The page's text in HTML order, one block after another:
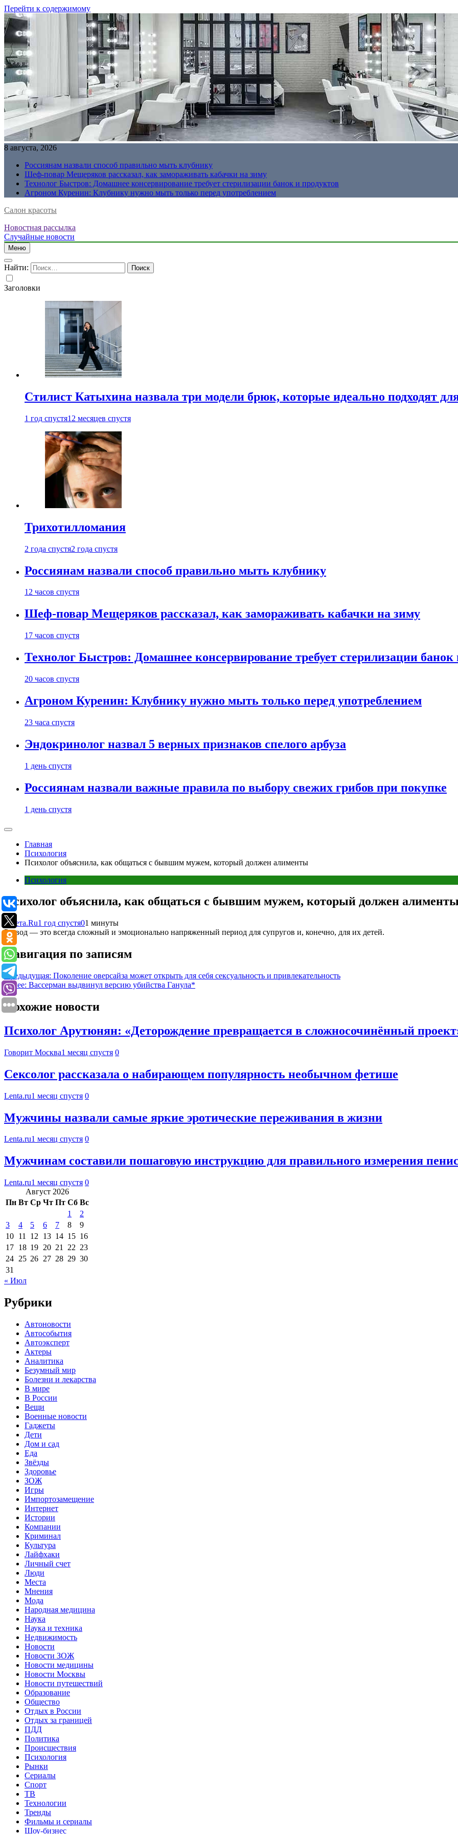
Перейти к содержимому
8 августа, 2026
Россиянам назвали способ правильно мыть клубнику
Шеф-повар Мещеряков рассказал, как замораживать кабачки на зиму
Технолог Быстров: Домашнее консервирование требует стерилизации банок и продуктов
Агроном Куренин: Клубнику нужно мыть только перед употреблением
Салон красоты
Новостная рассылка
Случайные новости
Меню
Найти:
Заголовки
Стилист Катыхина назвала три модели брюк, которые идеально подходят
1 год спустя12 месяцев спустя
Трихотилломания
2 года спустя2 года спустя
Россиянам назвали способ правильно мыть клубнику
12 часов спустя
Шеф-повар Мещеряков рассказал, как замораживать кабачки на зиму
17 часов спустя
Технолог Быстров: Домашнее консервирование требует стерилизации банок
20 часов спустя
Агроном Куренин: Клубнику нужно мыть только перед употреблением
23 часа спустя
Эндокринолог назвал 5 верных признаков спелого арбуза
1 день спустя
Россиянам назвали важные правила по выбору свежих грибов при покупке
1 день спустя
Главная
Психология
Психолог объяснила, как общаться с бывшим мужем, который должен алименты
Психология
Психолог объяснила, как общаться с бывшим мужем, который должен
Газета.Ru1 год спустя01 минуты
Развод — это всегда сложный и эмоционально напряженный период для супругов и, конечно, для их детей.
Навигация по записям
Предыдущая: Поколение оверсайза может открыть для себя сексуальность и привлекательность
Далее: Вассерман выдвинул версию убийства Ганула*
Похожие новости
Психолог Арутюнян: «Деторождение превращается в сложносочинённый
Говорит Москва1 месяц спустя 0
Сексолог рассказала о набирающем популярность необычном фетише
Lenta.ru1 месяц спустя 0
Мужчины назвали самые яркие эротические переживания в жизни
Lenta.ru1 месяц спустя 0
Мужчинам составили пошаговую инструкцию для правильного измерения
Lenta.ru1 месяц спустя 0
Август 2026
Пн Вт Ср Чт Пт Сб Вс
1
2
3
4 5 6 7 8
9
10 11 12 13 14 15 16
17 18 19 20 21 22 23
24 25 26 27 28 29 30
31
« Июл
Рубрики
Автоновости
Автособытия
Автоэксперт
Актеры
Аналитика
Безумный мир
Болезни и лекарства
В мире
В России
Вещи
Военные новости
Гаджеты
Дети
Дом и сад
Еда
Звёзды
Здоровье
ЗОЖ
Игры
Импортозамещение
Интернет
Истории
Компании
Криминал
Культура
Лайфхаки
Личный счет
Люди
Места
Мнения
Мода
Народная медицина
Наука
Наука и техника
Недвижимость
Новости
Новости ЗОЖ
Новости медицины
Новости Москвы
Новости путешествий
Образование
Общество
Отдых в России
Отдых за границей
ПДД
Политика
Происшествия
Психология
Рынки
Сериалы
Спорт
ТВ
Технологии
Тренды
Фильмы и сериалы
Шоу-бизнес